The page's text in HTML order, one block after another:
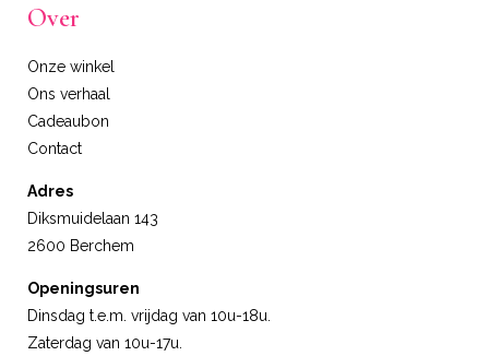
Over
Onze winkel
Ons verhaal
Cadeaubon
Contact
Adres
Diksmuidelaan 143
2600 Berchem
Openingsuren
Dinsdag t.e.m. vrijdag van 10u-18u.
Zaterdag van 10u-17u.